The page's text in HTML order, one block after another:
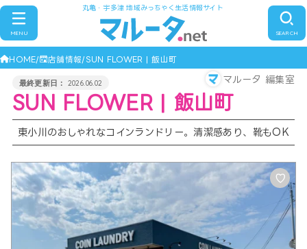
丸亀・宇多津 地域みっちゃく生活情報サイト
SEARCH
MENU
HOME 店舗情報 SUN FLOWER | 飯山町
2026.06.02 マルータ 編集室
SUN FLOWER | 飯山町
東小川のおしゃれなコインランドリー。清潔感あり、靴もOK
♡